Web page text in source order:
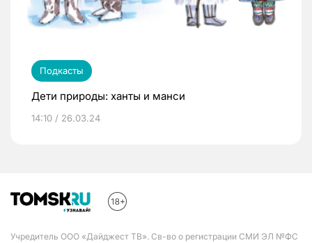
Подкасты
Дети природы: ханты и манси
14:10 / 26.03.24
Учредитель ООО «Дайджест ТВ». Св-во о регистрации СМИ ЭЛ №ФС